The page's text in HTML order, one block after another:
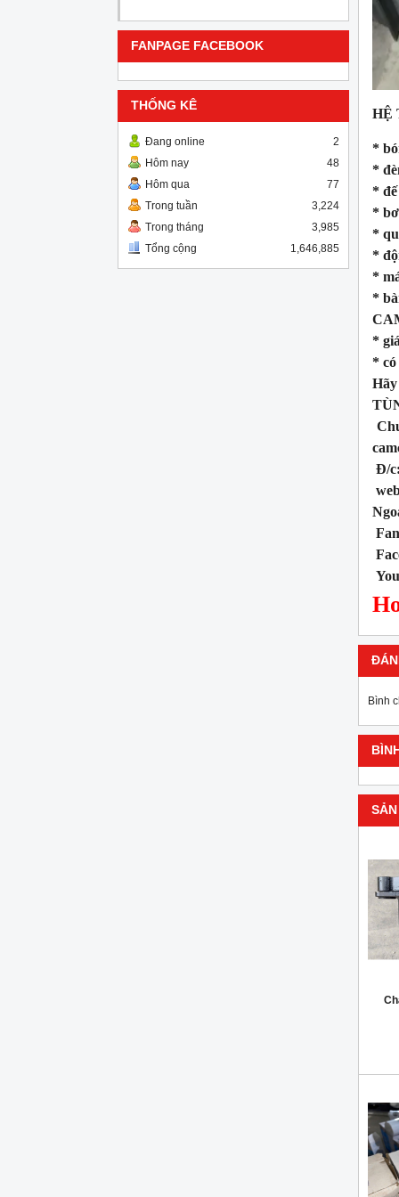
FANPAGE FACEBOOK
THỐNG KÊ
Đang online
2
Hôm nay
48
Hôm qua
77
Trong tuần
3,224
Trong tháng
3,985
Tổng cộng
1,646,885
HỆ
*
*
*
*
*
*
*
*
*
*
Đ/
Bình